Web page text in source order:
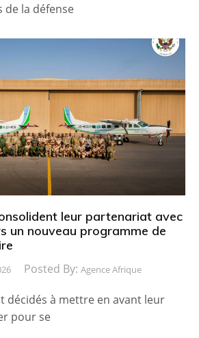
de la défense
leur partenariat avec
un nouveau programme de
Posted By: Agence Afrique
décidés à mettre en avant leur
pour se